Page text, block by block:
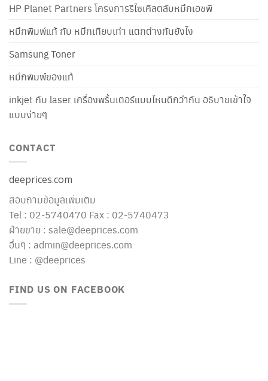
HP Planet Partners โครงการรีไซเคิลตลับหมึกเอชพี
หมึกพิมพ์แท้ กับ หมึกเทียบเท่า แตกต่างกันยังไง
Samsung Toner
หมึกพิมพ์ของแท้
inkjet กับ laser เครื่องพริ้นเตอร์แบบไหนดีกว่ากัน อธิบายเข้าใจ
แบบง่ายๆ
CONTACT
deeprices.com
สอบถามข้อมูลเพิ่มเติม
Tel : 02-5740470 Fax : 02-5740473
ฝ่ายขาย : sale@deeprices.com
อื่นๆ : admin@deeprices.com
Line : @deeprices
FIND US ON FACEBOOK